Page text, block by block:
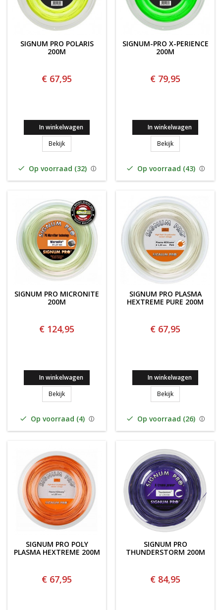
SIGNUM PRO POLARIS
200M
€ 67,95
In winkelwagen
BekijkSignum Pro POLARIS 200m
 Op voorraad (32)
SIGNUM-PRO X-PERIENCE
200M
€ 79,95
In winkelwagen
BekijkSIGNUM-PRO X-
 Op voorraad (43)
SIGNUM PRO MICRONITE
200M
€ 124,95
In winkelwagen
BekijkSIGNUM PRO MICRONITE 200M
 Op voorraad (4)
SIGNUM PRO PLASMA
HEXTREME PURE 200M
€ 67,95
In winkelwagen
BekijkSIGNUM PRO
 Op voorraad (26)
SIGNUM PRO POLY
PLASMA HEXTREME 200M
€ 67,95
SIGNUM PRO
THUNDERSTORM 200M
€ 84,95